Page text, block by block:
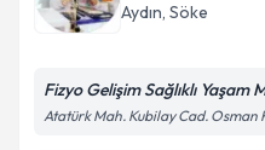
Aydın, Söke
Fizyo Gelişim Sağlıklı Yaşam
Atatürk Mah. Kubilay Cad. Osman